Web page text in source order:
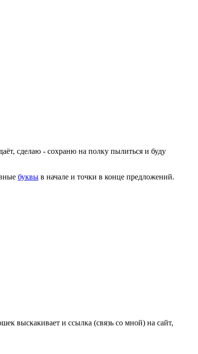
сделаю - сохраню на полку пылиться и буду
буквы в начале и точки в конце предложений.
выскакивает и ссылка (связь со мной) на сайт,